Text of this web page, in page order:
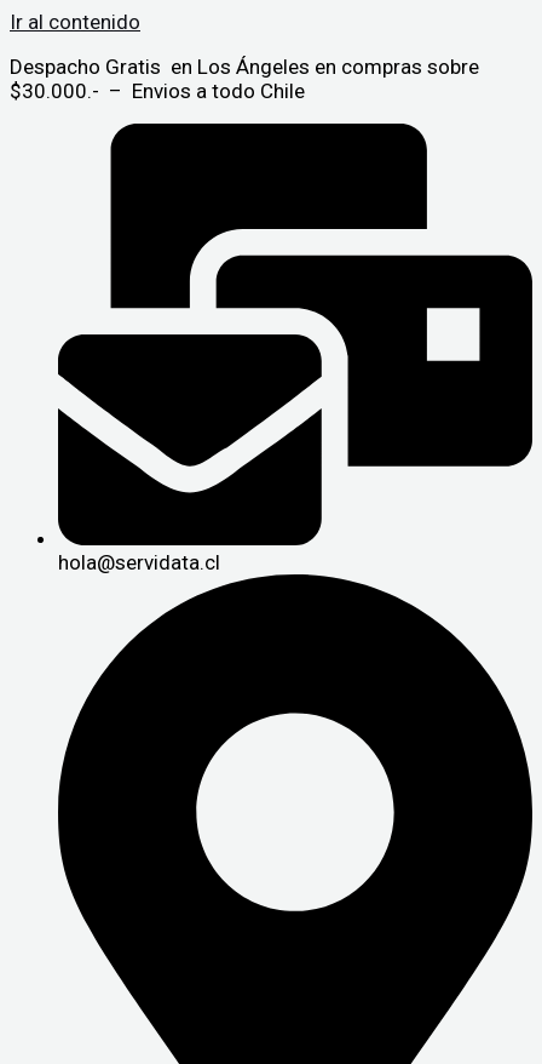
Ir al contenido
Despacho Gratis en Los Ángeles en compras sobre
$30.000.- – Envios a todo Chile
hola@servidata.cl